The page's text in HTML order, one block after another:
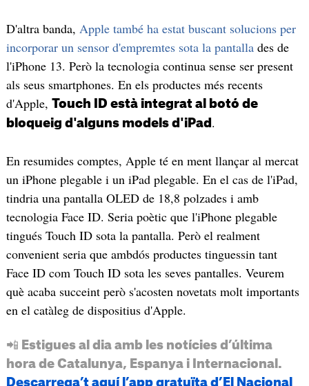
D'altra banda, Apple també ha estat buscant solucions per
incorporar un sensor d'empremtes sota la pantallades de
l'iPhone 13. Però la tecnologia continua sense ser present
als seus smartphones. En els productes més recents
d'Apple, Touch ID està integrat al botó de
bloqueig d'alguns models d'iPad .
En resumides comptes, Apple té en ment llançar al mercat
un iPhone plegable i un iPad plegable. En el cas de l'iPad,
tindria una pantalla OLED de 18,8 polzades i amb
tecnologia Face ID. Seria poètic que l'iPhone plegable
tingués Touch ID sota la pantalla. Però el realment
convenient seria que ambdós productes tinguessin tant
Face ID com Touch ID sota les seves pantalles. Veurem
què acaba succeint però s'acosten novetats molt importants
en el catàleg de dispositius d'Apple.
📲 Estigues al dia amb les notícies d’última
hora de Catalunya, Espanya i Internacional.
Descarrega’t aquí l’app gratuïta d’El Nacional